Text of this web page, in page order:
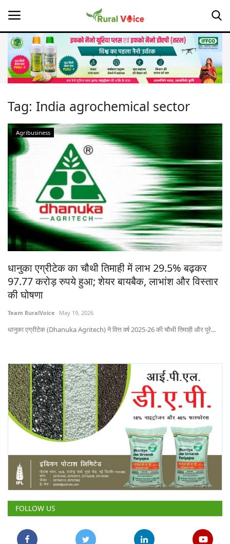
Home
About Us
Leadership Profiles
Opinion
Politics
Magazine
States
Events
Agribusiness
Agritech
International
Rural Dialogue
Ground Report
Gallery
National
Tag: India agrochemical sector
Agribusiness
धानुका एग्रीटेक का चौथी तिमाही में लाभ 29.5% बढ़कर
97.77 करोड़ रुपये हुआ; शेयर बायबैक, लाभांश और विस्तार
की घोषणा
Team RuralVoice May 19, 2026
धानुका एग्रीटेक (Dhanuka Agritech) ने वित्त वर्ष 2025-26 की चौथी तिमाही और पूरे...
FOLLOW US